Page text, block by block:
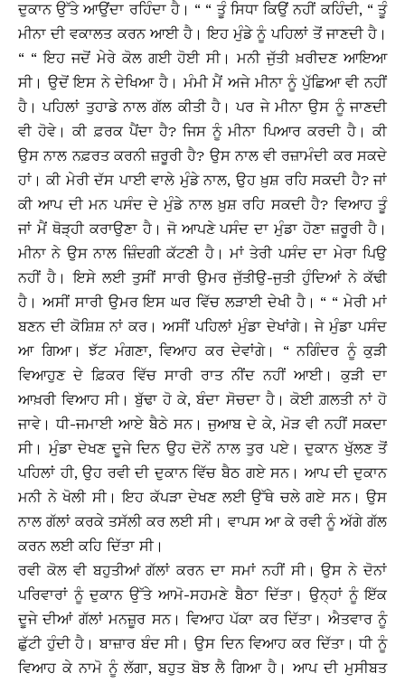
ਦੁਕਾਨ ਉੱਤੇ ਆਉਂਦਾ ਰਹਿੰਦਾ ਹੈ। “ “ ਤੂੰ ਸਿਧਾ ਕਿਉਂ ਨਹੀਂ ਕਹਿੰਦੀ, “ ਤੂੰ
ਮੀਨਾ ਦੀ ਵਕਾਲਤ ਕਰਨ ਆਈ ਹੈ। ਇਹ ਮੁੰਡੇ ਨੂੰ ਪਹਿਲਾਂ ਤੋਂ ਜਾਣਦੀ ਹੈ।
“ “ ਇਹ ਜਦੋਂ ਮੇਰੇ ਕੋਲ ਗਈ ਹੋਈ ਸੀ। ਮਨੀ ਜੁੱਤੀ ਖ਼ਰੀਦਣ ਆਇਆ
ਸੀ। ਉਦੋਂ ਇਸ ਨੇ ਦੇਖਿਆ ਹੈ। ਮੰਮੀ ਮੈਂ ਅਜੇ ਮੀਨਾ ਨੂੰ ਪੁੱਛਿਆ ਵੀ ਨਹੀਂ
ਹੈ। ਪਹਿਲਾਂ ਤੁਹਾਡੇ ਨਾਲ ਗੱਲ ਕੀਤੀ ਹੈ। ਪਰ ਜੇ ਮੀਨਾ ਉਸ ਨੂੰ ਜਾਣਦੀ
ਵੀ ਹੋਵੇ। ਕੀ ਫ਼ਰਕ ਪੈਂਦਾ ਹੈ? ਜਿਸ ਨੂੰ ਮੀਨਾ ਪਿਆਰ ਕਰਦੀ ਹੈ। ਕੀ
ਉਸ ਨਾਲ ਨਫ਼ਰਤ ਕਰਨੀ ਜ਼ਰੂਰੀ ਹੈ? ਉਸ ਨਾਲ ਵੀ ਰਜ਼ਾਮੰਦੀ ਕਰ ਸਕਦੇ
ਹਾਂ। ਕੀ ਮੇਰੀ ਦੱਸ ਪਾਈ ਵਾਲੇ ਮੁੰਡੇ ਨਾਲ, ਉਹ ਖ਼ੁਸ਼ ਰਹਿ ਸਕਦੀ ਹੈ? ਜਾਂ
ਕੀ ਆਪ ਦੀ ਮਨ ਪਸੰਦ ਦੇ ਮੁੰਡੇ ਨਾਲ ਖ਼ੁਸ਼ ਰਹਿ ਸਕਦੀ ਹੈ? ਵਿਆਹ ਤੂੰ
ਜਾਂ ਮੈਂ ਥੋੜ੍ਹੀ ਕਰਾਉਣਾ ਹੈ। ਜੋ ਆਪਣੇ ਪਸੰਦ ਦਾ ਮੁੰਡਾ ਹੋਣਾ ਜ਼ਰੂਰੀ ਹੈ।
ਮੀਨਾ ਨੇ ਉਸ ਨਾਲ ਜ਼ਿੰਦਗੀ ਕੱਟਣੀ ਹੈ। ਮਾਂ ਤੇਰੀ ਪਸੰਦ ਦਾ ਮੇਰਾ ਪਿਉ
ਨਹੀਂ ਹੈ। ਇਸੇ ਲਈ ਤੁਸੀਂ ਸਾਰੀ ਉਮਰ ਜੁੱਤੀਉ-ਜੁਤੀ ਹੁੰਦਿਆਂ ਨੇ ਕੱਢੀ
ਹੈ। ਅਸੀਂ ਸਾਰੀ ਉਮਰ ਇਸ ਘਰ ਵਿੱਚ ਲੜਾਈ ਦੇਖੀ ਹੈ। “ “ ਮੇਰੀ ਮਾਂ
ਬਣਨ ਦੀ ਕੋਸ਼ਿਸ਼ ਨਾਂ ਕਰ। ਅਸੀਂ ਪਹਿਲਾਂ ਮੁੰਡਾ ਦੇਖਾਂਗੇ। ਜੇ ਮੁੰਡਾ ਪਸੰਦ
ਆ ਗਿਆ। ਝੱਟ ਮੰਗਣਾ, ਵਿਆਹ ਕਰ ਦੇਵਾਂਗੇ। “ ਨਗਿੰਦਰ ਨੂੰ ਕੁੜੀ
ਵਿਆਹੁਣ ਦੇ ਫ਼ਿਕਰ ਵਿੱਚ ਸਾਰੀ ਰਾਤ ਨੀਂਦ ਨਹੀਂ ਆਈ। ਕੁੜੀ ਦਾ
ਆਖ਼ਰੀ ਵਿਆਹ ਸੀ। ਬੁੱਢਾ ਹੋ ਕੇ, ਬੰਦਾ ਸੋਚਦਾ ਹੈ। ਕੋਈ ਗ਼ਲਤੀ ਨਾਂ ਹੋ
ਜਾਵੇ। ਧੀ-ਜਮਾਈ ਆਏ ਬੈਠੇ ਸਨ। ਜੁਆਬ ਦੇ ਕੇ, ਮੋੜ ਵੀ ਨਹੀਂ ਸਕਦਾ
ਸੀ। ਮੁੰਡਾ ਦੇਖਣ ਦੂਜੇ ਦਿਨ ਉਹ ਦੋਨੇਂ ਨਾਲ ਤੁਰ ਪਏ। ਦੁਕਾਨ ਖੁੱਲਣ ਤੋਂ
ਪਹਿਲਾਂ ਹੀ, ਉਹ ਰਵੀ ਦੀ ਦੁਕਾਨ ਵਿੱਚ ਬੈਠ ਗਏ ਸਨ। ਆਪ ਦੀ ਦੁਕਾਨ
ਮਨੀ ਨੇ ਖੋਲੀ ਸੀ। ਇਹ ਕੱਪੜਾ ਦੇਖਣ ਲਈ ਉੱਥੇ ਚਲੇ ਗਏ ਸਨ। ਉਸ
ਨਾਲ ਗੱਲਾਂ ਕਰਕੇ ਤਸੱਲੀ ਕਰ ਲਈ ਸੀ। ਵਾਪਸ ਆ ਕੇ ਰਵੀ ਨੂੰ ਅੱਗੇ ਗੱਲ
ਕਰਨ ਲਈ ਕਹਿ ਦਿੱਤਾ ਸੀ।
ਰਵੀ ਕੋਲ ਵੀ ਬਹੁਤੀਆਂ ਗੱਲਾਂ ਕਰਨ ਦਾ ਸਮਾਂ ਨਹੀਂ ਸੀ। ਉਸ ਨੇ ਦੋਨਾਂ
ਪਰਿਵਾਰਾਂ ਨੂੰ ਦੁਕਾਨ ਉੱਤੇ ਆਮੋ-ਸਹਮਣੇ ਬੈਠਾ ਦਿੱਤਾ। ਉਨ੍ਹਾਂ ਨੂੰ ਇੱਕ
ਦੂਜੇ ਦੀਆਂ ਗੱਲਾਂ ਮਨਜ਼ੂਰ ਸਨ। ਵਿਆਹ ਪੱਕਾ ਕਰ ਦਿੱਤਾ। ਐਤਵਾਰ ਨੂੰ
ਛੁੱਟੀ ਹੁੰਦੀ ਹੈ। ਬਾਜ਼ਾਰ ਬੰਦ ਸੀ। ਉਸ ਦਿਨ ਵਿਆਹ ਕਰ ਦਿੱਤਾ। ਧੀ ਨੂੰ
ਵਿਆਹ ਕੇ ਨਾਮੋ ਨੂੰ ਲੱਗਾ, ਬਹੁਤ ਬੋਝ ਲੈ ਗਿਆ ਹੈ। ਆਪ ਦੀ ਮੁਸੀਬਤ